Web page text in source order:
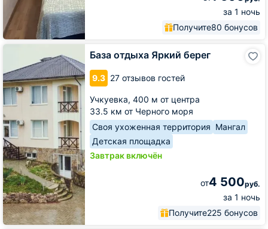
за 1 ночь
Получите80 бонусов
База отдыха Яркий берег
9.3 27 отзывов гостей
Учкуевка, 400 м от центра
33.5 км от Черного моря
Своя ухоженная территория Мангал
Детская площадка
Завтрак включён
от4 500руб.
за 1 ночь
Получите225 бонусов
Яркий
берег